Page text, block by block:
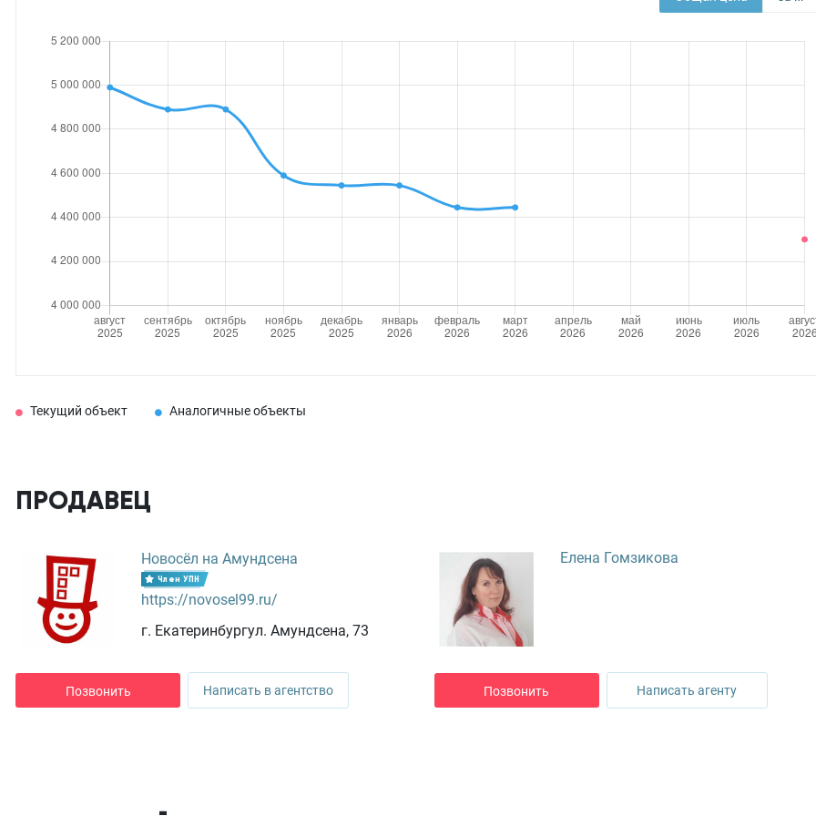
Текущий объект Аналогичные объекты
ПРОДАВЕЦ
Новосёл на Амундсена
Член УПН
https://novosel99.ru/
г. Екатеринбургул. Амундсена, 73
Позвонить Написать в агентство
Елена Гомзикова
Позвонить Написать агенту